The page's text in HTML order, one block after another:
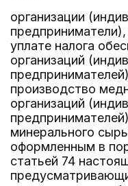
организации
уплате налога
организаций
производство
организаций
минерального
оформленным в
статьей 74